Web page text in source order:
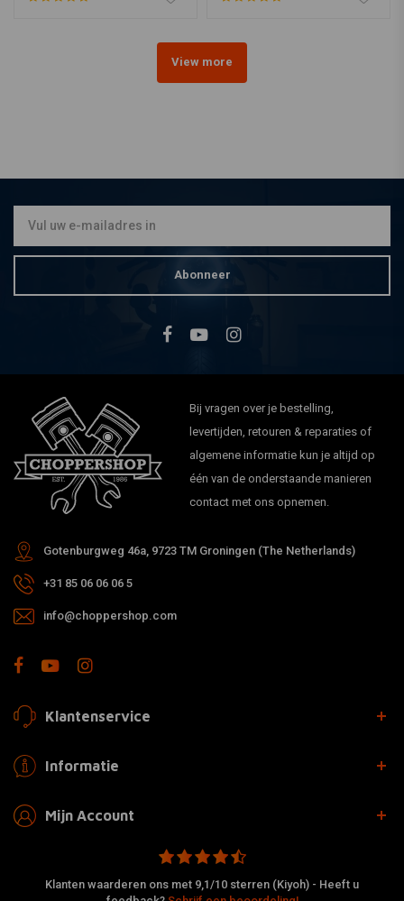
View more
Abonneer
Bij vragen over je bestelling,
levertijden, retouren & reparaties of
algemene informatie kun je altijd op
één van de onderstaande manieren
contact met ons opnemen.
Gotenburgweg 46a, 9723 TM Groningen (The Netherlands)
+31 85 06 06 06 5
info@choppershop.com
Klantenservice
Informatie
Mijn Account
Klanten waarderen ons met 9,1/10 sterren (Kiyoh) - Heeft u